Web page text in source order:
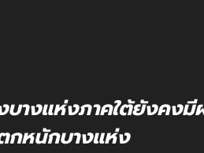
บางแห่งภาคใต้ยังคง
กหนักบางแห่ง